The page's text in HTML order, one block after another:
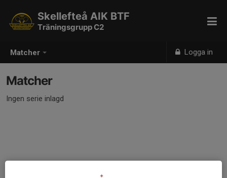
Matcher Logga in
Skellefteå AIK BTF
Träningsgrupp C2
Matcher
Ingen serie inlagd